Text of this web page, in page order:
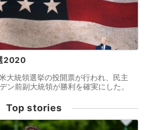
2020
大統領選挙の投開票が行われ、民主
ン前副大統領が勝利を確実にした。
Top stories